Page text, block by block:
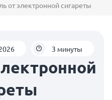
от электронной сигареты
3 минуты